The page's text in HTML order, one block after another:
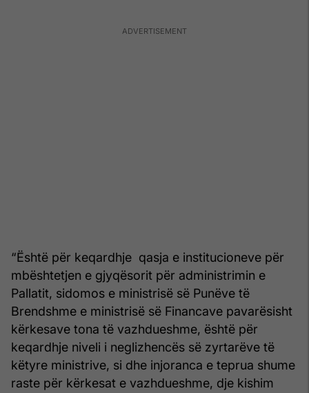
“Është për keqardhje qasja e institucioneve për
mbështetjen e gjyqësorit për administrimin e
Pallatit, sidomos e ministrisë së Punëve të
Brendshme e ministrisë së Financave pavarësisht
kërkesave tona të vazhdueshme, është për
keqardhje niveli i neglizhencës së zyrtarëve të
këtyre ministrive, si dhe injoranca e teprua shume
raste për kërkesat e vazhdueshme, dje kishim